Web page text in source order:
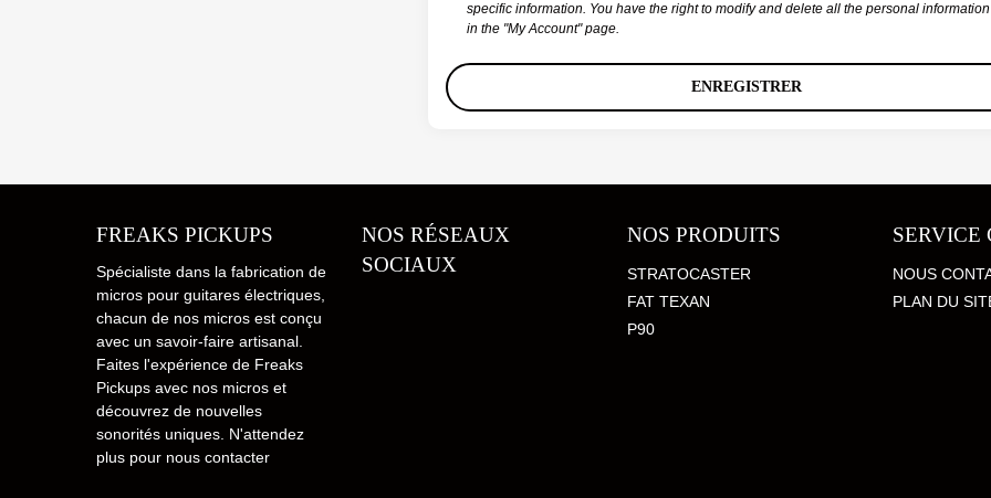
specific information. You have the right to modify and delete all the personal
in the "My Account" page.
ENREGISTRER
FREAKS PICKUPS
Spécialiste dans la fabrication de
micros pour guitares électriques,
chacun de nos micros est conçu
avec un savoir-faire artisanal.
Faites l'expérience de Freaks
Pickups avec nos micros et
découvrez de nouvelles
sonorités uniques. N'attendez
plus pour nous contacter
NOS RÉSEAUX
SOCIAUX
NOS PRODUITS
STRATOCASTER
FAT TEXAN
P90
SERVICE
NOUS
PLAN DU